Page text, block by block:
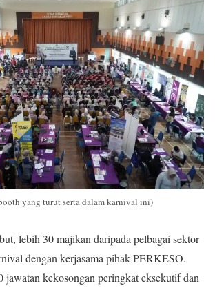
yang turut serta dalam karnival ini)
lebih 30 majikan daripada pelbagai sektor
dengan kerjasama pihak PERKESO.
jawatan kekosongan peringkat eksekutif dan